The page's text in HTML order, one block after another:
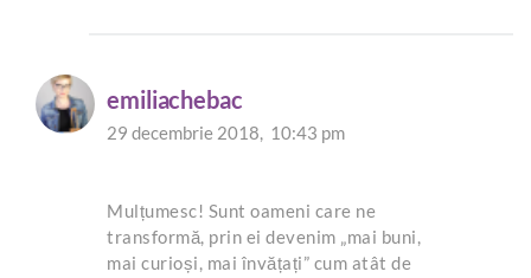
emiliachebac
29 decembrie 2018, 10:43 pm
Mulțumesc! Sunt oameni care ne
transformă, prin ei devenim „mai buni,
mai curioși, mai învățați” cum atât de